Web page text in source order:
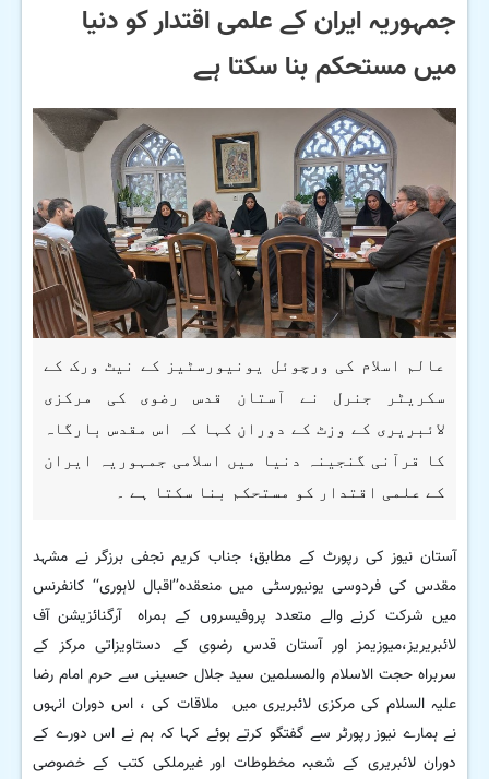
جمہوریہ ایران کے علمی اقتدار کو دنیا
میں مستحکم بنا سکتا ہے
عالم اسلام کی ورچوئل یونیورسٹیز کے نیٹ ورک کے
سکریٹر جنرل نے آستان قدس رضوی کی مرکزی
لائبریری کے وزٹ کے دوران کہا کہ اس مقدس بارگاہ
کا قرآنی گنجینہ دنیا میں اسلامی جمہوریہ ایران
کے علمی اقتدار کو مستحکم بنا سکتا ہے ۔
آستان نیوز کی رپورٹ کے مطابق؛ جناب کریم نجفی برزگر نے مشہد
مقدس کی فردوسی یونیورسٹی میں منعقدہ’’اقبال لاہوری‘‘ کانفرنس
میں شرکت کرنے والے متعدد پروفیسروں کے ہمراہ آرگنائزیشن آف
لائبریریز،میوزیمز اور آستان قدس رضوی کے دستاویزاتی مرکز کے
سربراہ حجت الاسلام والمسلمین سید جلال حسینی سے حرم امام رضا
علیہ السلام کی مرکزی لائبریری میں ملاقات کی ، اس دوران انہوں
نے ہمارے نیوز رپورٹر سے گفتگو کرتے ہوئے کہا کہ ہم نے اس دورے کے
دوران لائبریری کے شعبہ مخطوطات اور غیرملکی کتب کے خصوصی